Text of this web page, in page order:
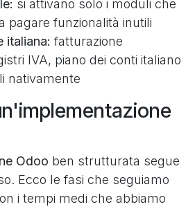
si attivano solo i moduli che
pagare funzionalità inutili
italiana: fatturazione
IVA, piano dei conti italiano
nativamente
Odoo ben strutturata segue
Ecco le fasi che seguiamo
i tempi medi che abbiamo